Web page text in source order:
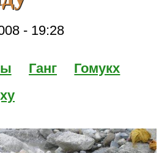
- 19:28
Ганг
Гомукх